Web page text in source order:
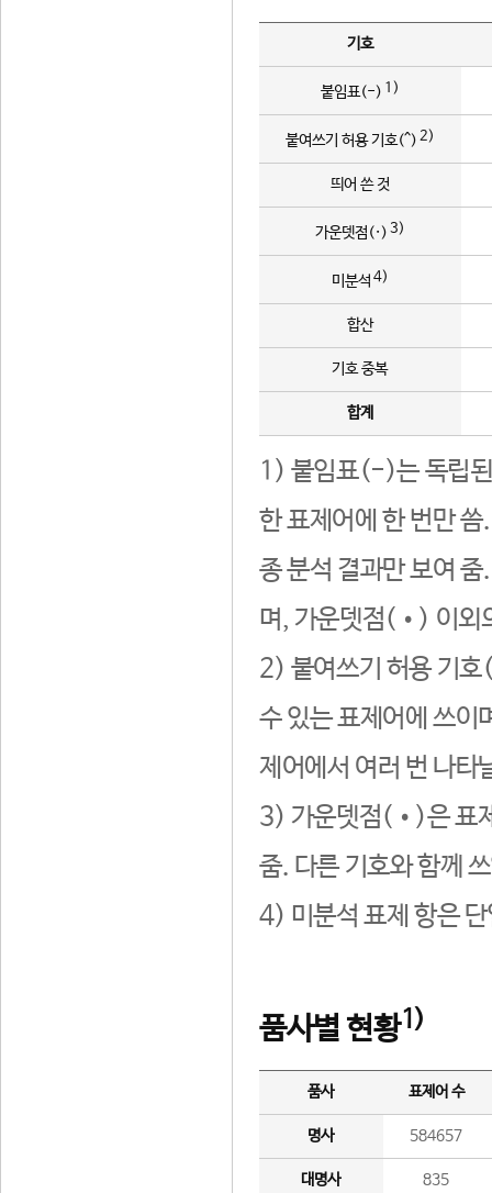
기호
붙임표(-) 1)
붙여쓰기 허용 기호(^) 2)
띄어 쓴 것
가운뎃점(·) 3)
미분석 4)
합산
기호 중복
합계
1) 붙임표(-)는 독립된
한 표제어에 한 번만
종 분석 결과만 보여
며, 가운뎃점(•) 이외
2) 붙여쓰기 허용 기호
수 있는 표제어에 쓰이
제어에서 여러 번 나타
3) 가운뎃점(•)은 표
줌. 다른 기호와 함께
4) 미분석 표제 항은
품사별 현황1)
품사 표제어 수
명사 584657
대명사 835